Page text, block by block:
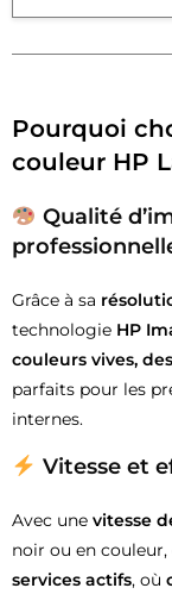
Pourquoi
couleur HP
Qualité
Grâce à sa
technologie HP
couleurs vives,
parfaits pour les
internes.
Vitesse et
Avec une vitesse
noir ou en
services actifs, où